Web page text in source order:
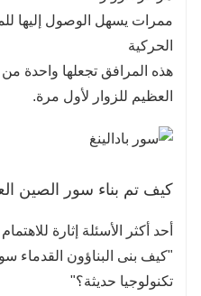
ممرات يسهل الوصول إليها
الحركية
هذه المرافق تجعلها واحدة
العظيم للزوار لأول مرة.
كيف تم بناء سور الصين
أحد أكثر الأسئلة إثارة
"كيف بنى البناؤون القدماء
تكنولوجيا حديثة؟"